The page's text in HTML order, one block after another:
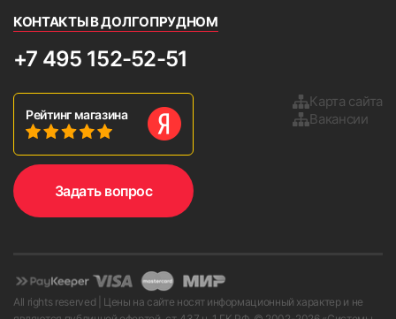
КОНТАКТЫ В ДОЛГОПРУДНОМ
+7 495 152-52-51
Рейтинг магазина
Карта сайта
Вакансии
Задать вопрос
All rights reserved | Цены на сайте носят информационный характер и не